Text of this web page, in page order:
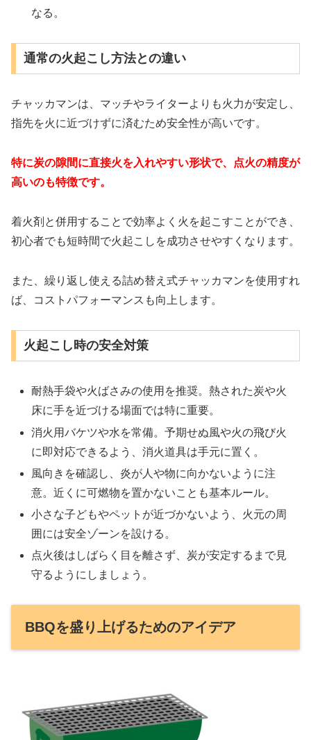
なる。
通常の火起こし方法との違い
チャッカマンは、マッチやライターよりも火力が安定し、
指先を火に近づけずに済むため安全性が高いです。
特に炭の隙間に直接火を入れやすい形状で、点火の精度が
高いのも特徴です。
着火剤と併用することで効率よく火を起こすことができ、
初心者でも短時間で火起こしを成功させやすくなります。
また、繰り返し使える詰め替え式チャッカマンを使用すれ
ば、コストパフォーマンスも向上します。
火起こし時の安全対策
耐熱手袋や火ばさみの使用を推奨。熱された炭や火
床に手を近づける場面では特に重要。
消火用バケツや水を常備。予期せぬ風や火の飛び火
に即対応できるよう、消火道具は手元に置く。
風向きを確認し、炎が人や物に向かないように注
意。近くに可燃物を置かないことも基本ルール。
小さな子どもやペットが近づかないよう、火元の周
囲には安全ゾーンを設ける。
点火後はしばらく目を離さず、炭が安定するまで見
守るようにしましょう。
BBQを盛り上げるためのアイデア